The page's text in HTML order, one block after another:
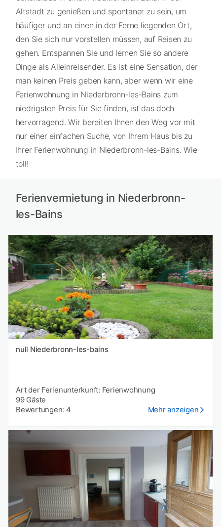
Altstadt zu genießen und spontaner zu sein, um
häufiger und an einen in der Ferne liegenden Ort,
den Sie sich nur vorstellen müssen, auf Reisen zu
gehen. Entspannen Sie und lernen Sie so andere
Dinge als Alleinreisender. Es ist eine Sensation, der
man keinen Preis geben kann, aber wenn wir eine
Ferienwohnung in Niederbronn-les-Bains zum
niedrigsten Preis für Sie finden, ist das doch
hervorragend. Wir bereiten Ihnen den Weg vor mit
nur einer einfachen Suche, von Ihrem Haus bis zu
Ihrer Ferienwohnung in Niederbronn-les-Bains. Wie
toll!
Ferienvermietung in Niederbronn-
les-Bains
null Niederbronn-les-bains
Art der Ferienunterkunft: Ferienwohnung
99 Gäste
Bewertungen: 4
Mehr anzeigen